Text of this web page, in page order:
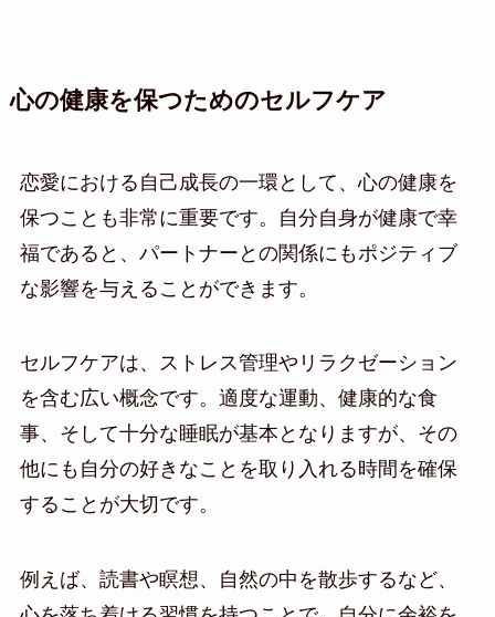
心の健康を保つためのセルフケア
恋愛における自己成長の一環として、心の健康を
保つことも非常に重要です。自分自身が健康で幸
福であると、パートナーとの関係にもポジティブ
な影響を与えることができます。
セルフケアは、ストレス管理やリラクゼーション
を含む広い概念です。適度な運動、健康的な食
事、そして十分な睡眠が基本となりますが、その
他にも自分の好きなことを取り入れる時間を確保
することが大切です。
例えば、読書や瞑想、自然の中を散歩するなど、